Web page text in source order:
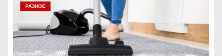
РАЗНОЕ